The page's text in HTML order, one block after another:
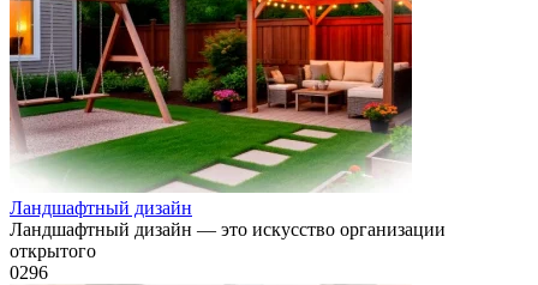
Ландшафтный дизайн
Ландшафтный дизайн — это искусство организации
открытого
0296